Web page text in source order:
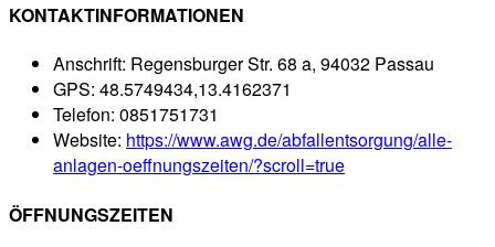
KONTAKTINFORMATIONEN
Anschrift: Regensburger Str. 68 a, 94032 Passau
GPS: 48.5749434,13.4162371
Telefon: 0851751731
Website: https://www.awg.de/abfallentsorgung/alle-
anlagen-oeffnungszeiten/?scroll=true
ÖFFNUNGSZEITEN